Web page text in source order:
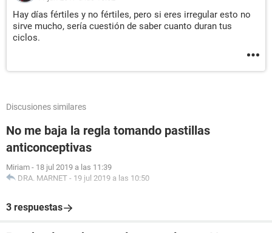
Hay días fértiles y no fértiles, pero si eres irregular esto no
sirve mucho, sería cuestión de saber cuanto duran tus
ciclos.
Discusiones similares
No me baja la regla tomando pastillas
anticonceptivas
Miriam - 18 jul 2019 a las 11:39
DRA. MARNET - 19 jul 2019 a las 10:50
3 respuestas